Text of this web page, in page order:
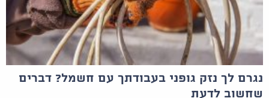
נגרם לך נזק גופני בעבודתך עם חשמל? דברים
שחשוב לדעת